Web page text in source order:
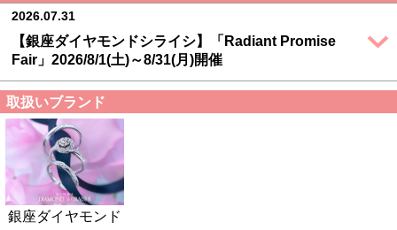
2026.07.31
【銀座ダイヤモンドシライシ】「Radiant Promise
Fair」2026/8/1(土)～8/31(月)開催
取扱いブランド
銀座ダイヤモンド